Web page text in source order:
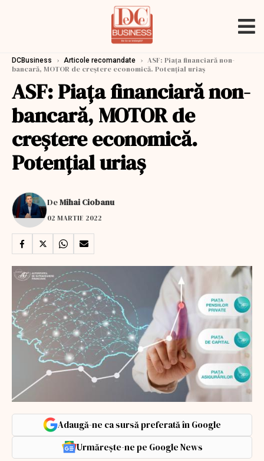
DCBusiness › Articole recomandate › ASF: Piaţa financiară non-
bancară, MOTOR de creştere economică. Potenţial uriaş
ASF: Piaţa financiară non-
bancară, MOTOR de
creştere economică.
Potenţial uriaş
DeMihai Ciobanu
02 MARTIE 2022
Adaugă-ne ca sursă preferată în Google
Urmărește-ne pe Google News